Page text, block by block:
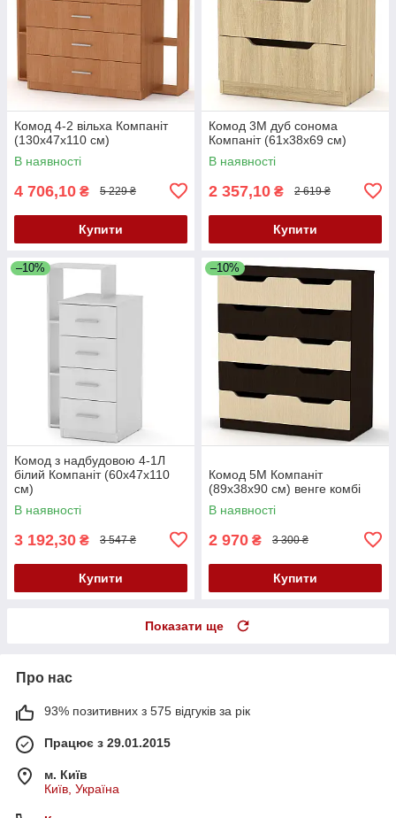
Комод 4-2 вільха Компаніт
(130х47х110 см)
В наявності
4 706,10 ₴ 5 229 ₴
Купити
Комод 3М дуб сонома
Компаніт (61х38х69 см)
В наявності
2 357,10 ₴ 2 619 ₴
Купити
–10%
Комод з надбудовою 4-1Л
білий Компаніт (60х47х110
см)
В наявності
3 192,30 ₴ 3 547 ₴
Купити
–10%
Комод 5М Компаніт
(89х38х90 см) венге комбі
В наявності
2 970 ₴ 3 300 ₴
Купити
Показати ще
Про нас
93% позитивних з 575 відгуків за рік
Працює з 29.01.2015
м. Київ
Київ, Україна